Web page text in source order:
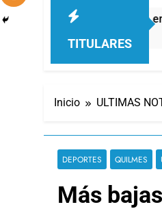
TITULARES
cárcel escondida en la ropa
Inicio ULTIMAS
DEPORTES QUILMES
Más